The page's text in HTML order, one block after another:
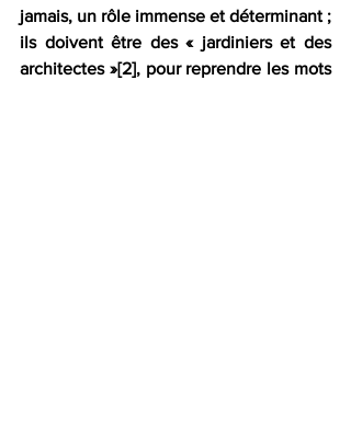
jamais, un rôle immense et déterminant ;
ils doivent être des « jardiniers et des
architectes »[2], pour reprendre les mots